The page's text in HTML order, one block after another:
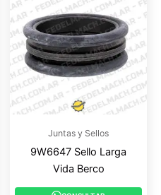
Juntas y Sellos
9W6647 Sello Larga
Vida Berco